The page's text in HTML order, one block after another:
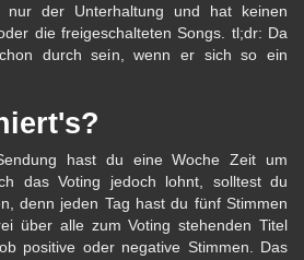
nur der Unterhaltung und hat keinen
die freigeschalteten Songs. tl;dr: Da
durch sein, wenn er sich so ein
hast du eine Woche Zeit um
das Voting jedoch lohnt, solltest du
denn jeden Tag hast du fünf Stimmen
über alle zum Voting stehenden Titel
positive oder negative Stimmen. Das